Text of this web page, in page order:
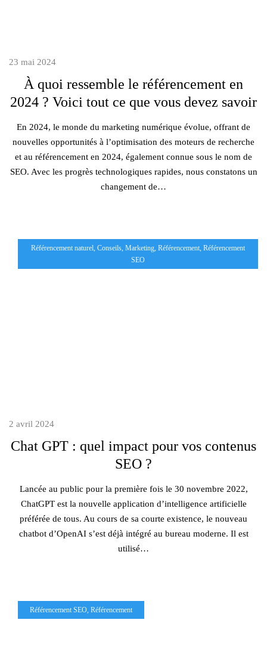
23 mai 2024
À quoi ressemble le référencement en
2024 ? Voici tout ce que vous devez savoir
En 2024, le monde du marketing numérique évolue, offrant de
nouvelles opportunités à l’optimisation des moteurs de recherche
et au référencement en 2024, également connue sous le nom de
SEO. Avec les progrès technologiques rapides, nous constatons un
changement de…
Référencement naturel Conseils Marketing Référencement Référencement
SEO
2 avril 2024
Chat GPT : quel impact pour vos contenus
SEO ?
Lancée au public pour la première fois le 30 novembre 2022,
ChatGPT est la nouvelle application d’intelligence artificielle
préférée de tous. Au cours de sa courte existence, le nouveau
chatbot d’OpenAI s’est déjà intégré au bureau moderne. Il est
utilisé…
Référencement SEO, Référencement